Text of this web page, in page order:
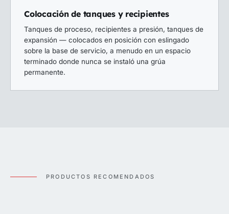
Colocación de tanques y recipientes
Tanques de proceso, recipientes a presión, tanques de
expansión — colocados en posición con eslingado
sobre la base de servicio, a menudo en un espacio
terminado donde nunca se instaló una grúa
permanente.
PRODUCTOS RECOMENDADOS